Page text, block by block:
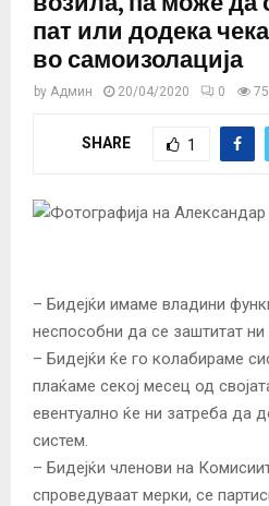
пат или додека
во самоизолација
by Админ 20/04/2020 0
SHARE 1
– Бидејќи имаме владини
неспособни да се заштитат ни
– Бидејќи ќе го колабираме
плаќаме секој месец од
евентуално ќе ни затреба да
систем.
– Бидејќи членови на
спроведуваат мерки, се